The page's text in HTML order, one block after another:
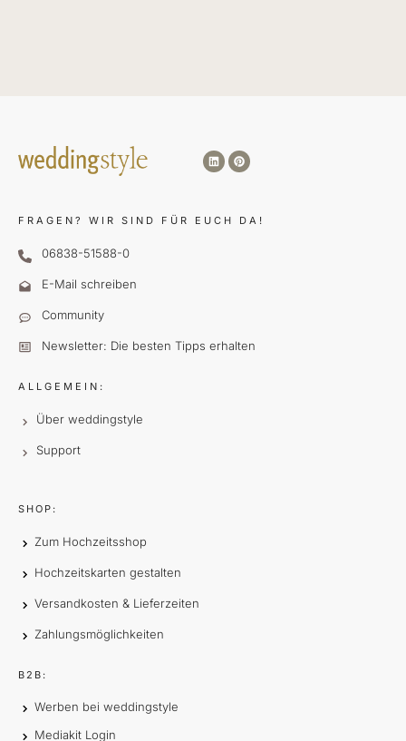
FRAGEN? WIR SIND FÜR EUCH DA!
06838-51588-0
E-Mail schreiben
Community
Newsletter: Die besten Tipps erhalten
ALLGEMEIN:
Über weddingstyle
Support
SHOP:
Zum Hochzeitsshop
Hochzeitskarten gestalten
Versandkosten & Lieferzeiten
Zahlungsmöglichkeiten
B2B:
Werben bei weddingstyle
Mediakit Login